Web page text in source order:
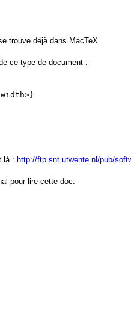
trouve déjà dans MacTeX.
ce type de document :
là : http://ftp.snt.utwente.nl/pub/
pour lire cette doc.